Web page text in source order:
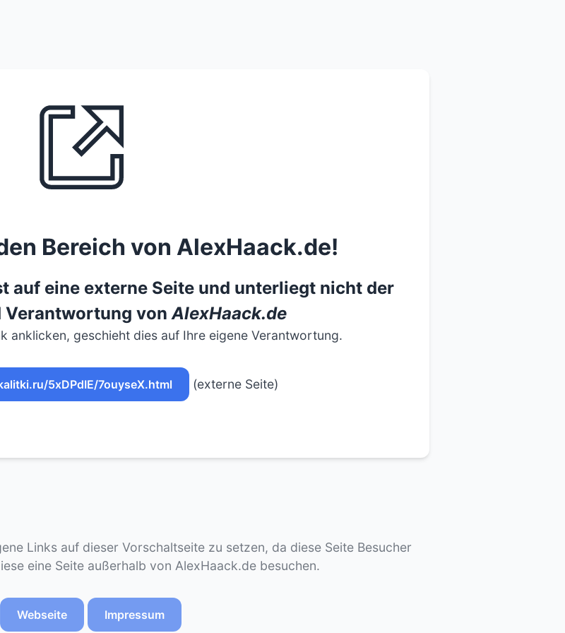
Bereich von AlexHaack.de!
auf eine externe Seite und unterliegt nicht der
Verantwortung vonAlexHaack.de
anklicken, geschieht dies auf Ihre eigene Verantwortung.
5xDPdIE/7ouyseX.html (externe Seite)
Links auf dieser Vorschaltseite zu setzen, da diese Seite Besucher
eine Seite außerhalb von AlexHaack.de besuchen.
Webseite Impressum